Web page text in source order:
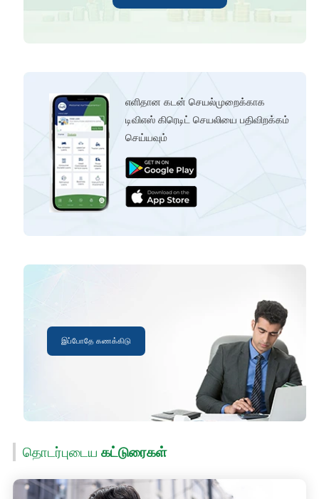
எளிதான கடன் செயல்முறைக்காக
டிவிஎஸ் கிரெடிட் செயலியை பதிவிறக்கம்
செய்யவும்
இப்போதே கணக்கிடு
தொடர்புடைய கட்டுரைகள்